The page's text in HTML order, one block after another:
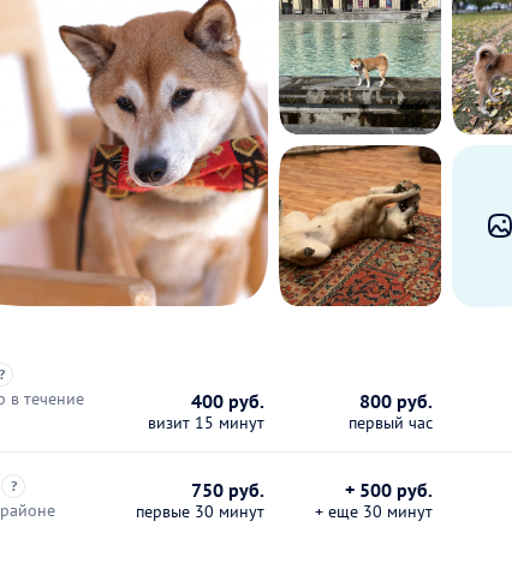
?
в течение
400 руб.
визит 15 минут
800 руб.
первый час
? 750 руб.
первые 30 минут
+ 500 руб.
+ еще 30 минут